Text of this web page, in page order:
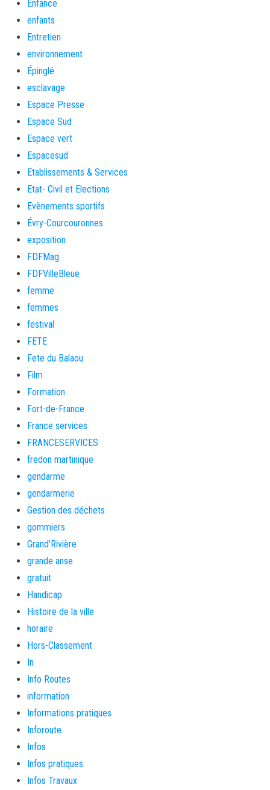
Enfance
enfants
Entretien
environnement
Épinglé
esclavage
Espace Presse
Espace Sud
Espace vert
Espacesud
Etablissements & Services
Etat- Civil et Elections
Evènements sportifs
Évry-Courcouronnes
exposition
FDFMag
FDFVilleBleue
femme
femmes
festival
FETE
Fete du Balaou
Film
Formation
Fort-de-France
France services
FRANCESERVICES
fredon martinique
gendarme
gendarmerie
Gestion des déchets
gommiers
Grand'Rivière
grande anse
gratuit
Handicap
Histoire de la ville
horaire
Hors-Classement
In
Info Routes
information
Informations pratiques
Inforoute
Infos
Infos pratiques
Infos Travaux